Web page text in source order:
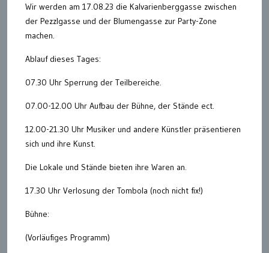
Wir werden am 17.08.23 die Kalvarienberggasse zwischen
der Pezzlgasse und der Blumengasse zur Party-Zone
machen.
Ablauf dieses Tages:
07.30 Uhr Sperrung der Teilbereiche.
07.00-12.00 Uhr Aufbau der Bühne, der Stände ect.
12.00-21.30 Uhr Musiker und andere Künstler präsentieren
sich und ihre Kunst.
Die Lokale und Stände bieten ihre Waren an.
17.30 Uhr Verlosung der Tombola (noch nicht fix!)
Bühne:
(Vorläufiges Programm)